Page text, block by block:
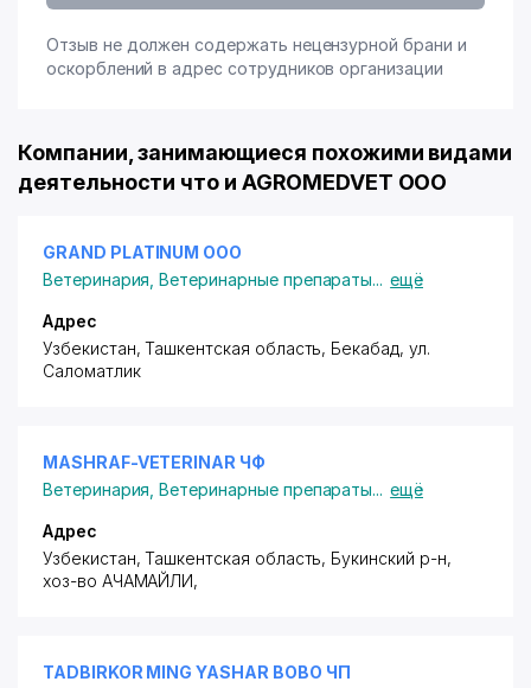
Отзыв не должен содержать нецензурной брани и
оскорблений в адрес сотрудников организации
Компании, занимающиеся похожими видами
деятельности что и AGROMEDVET ООО
GRAND PLATINUM ООО
Ветеринария ,Ветеринарные препараты... ещё
Адрес
Узбекистан, Ташкентская область, Бекабад, ул.
Саломатлик
MASHRAF-VETERINAR ЧФ
Ветеринария ,Ветеринарные препараты... ещё
Адрес
Узбекистан, Ташкентская область, Букинский р-н,
хоз-во АЧАМАЙЛИ,
TADBIRKOR MING YASHAR BOBO ЧП